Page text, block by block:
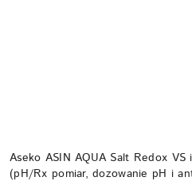
Aseko ASIN AQUA Salt Redox
(pH/Rx pomiar, dozowanie pH i